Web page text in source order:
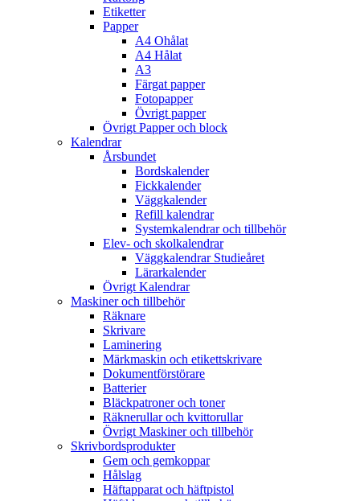
Etiketter
Papper
A4 Ohålat
A4 Hålat
A3
Färgat papper
Fotopapper
Övrigt papper
Övrigt Papper och block
Kalendrar
Årsbundet
Bordskalender
Fickkalender
Väggkalender
Refill kalendrar
Systemkalendrar och tillbehör
Elev- och skolkalendrar
Väggkalendrar Studieåret
Lärarkalender
Övrigt Kalendrar
Maskiner och tillbehör
Räknare
Skrivare
Laminering
Märkmaskin och etikettskrivare
Dokumentförstörare
Batterier
Bläckpatroner och toner
Räknerullar och kvittorullar
Övrigt Maskiner och tillbehör
Skrivbordsprodukter
Gem och gemkoppar
Hålslag
Häftapparat och häftpistol